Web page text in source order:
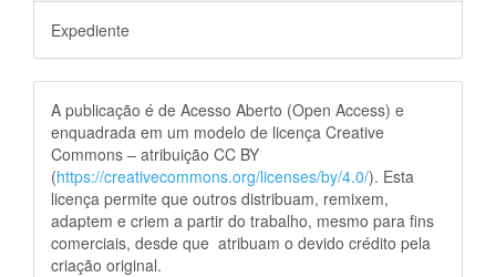
Expediente
A publicação é de Acesso Aberto (Open Access) e
enquadrada em um modelo de licença Creative
Commons – atribuição CC BY
(https://creativecommons.org/licenses/by/4.0/). Esta
licença permite que outros distribuam, remixem,
adaptem e criem a partir do trabalho, mesmo para fins
comerciais, desde que atribuam o devido crédito pela
criação original.